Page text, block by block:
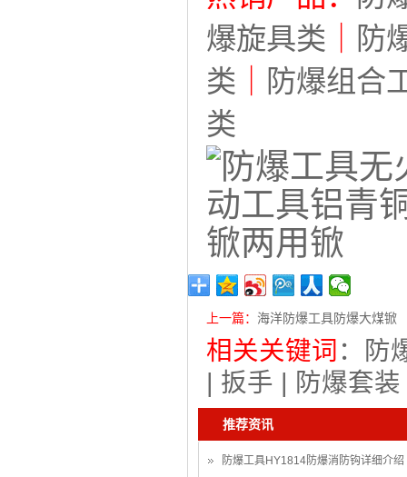
爆旋具类
防
类
防爆组合
类
上一篇： 海洋防爆工具防爆大煤锨
相关关键词 ：
防
| 扳手 | 防爆套装
推荐资讯
防爆工具HY1814防爆消防钩详细介绍